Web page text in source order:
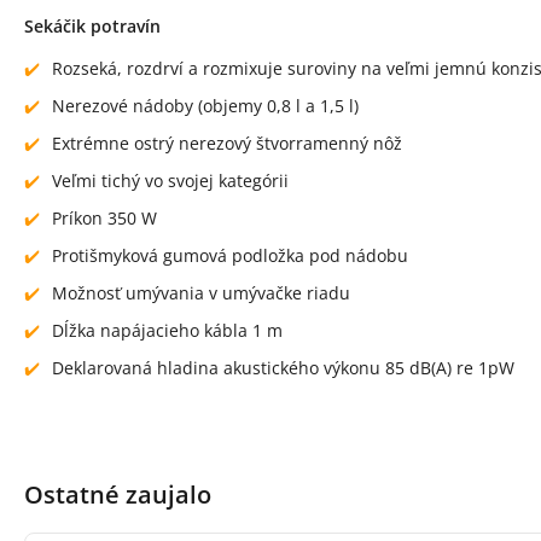
Sekáčik potravín
Rozseká, rozdrví a rozmixuje suroviny na veľmi jemnú
Nerezové nádoby (objemy 0,8 l a 1,5 l)
Extrémne ostrý nerezový štvorramenný nôž
Veľmi tichý vo svojej kategórii
Príkon 350 W
Protišmyková gumová podložka pod nádobu
Možnosť umývania v umývačke riadu
Dĺžka napájacieho kábla 1 m
Deklarovaná hladina akustického výkonu 85 dB(A) re 1pW
Ostatné zaujalo